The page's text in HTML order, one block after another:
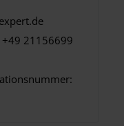
21156699